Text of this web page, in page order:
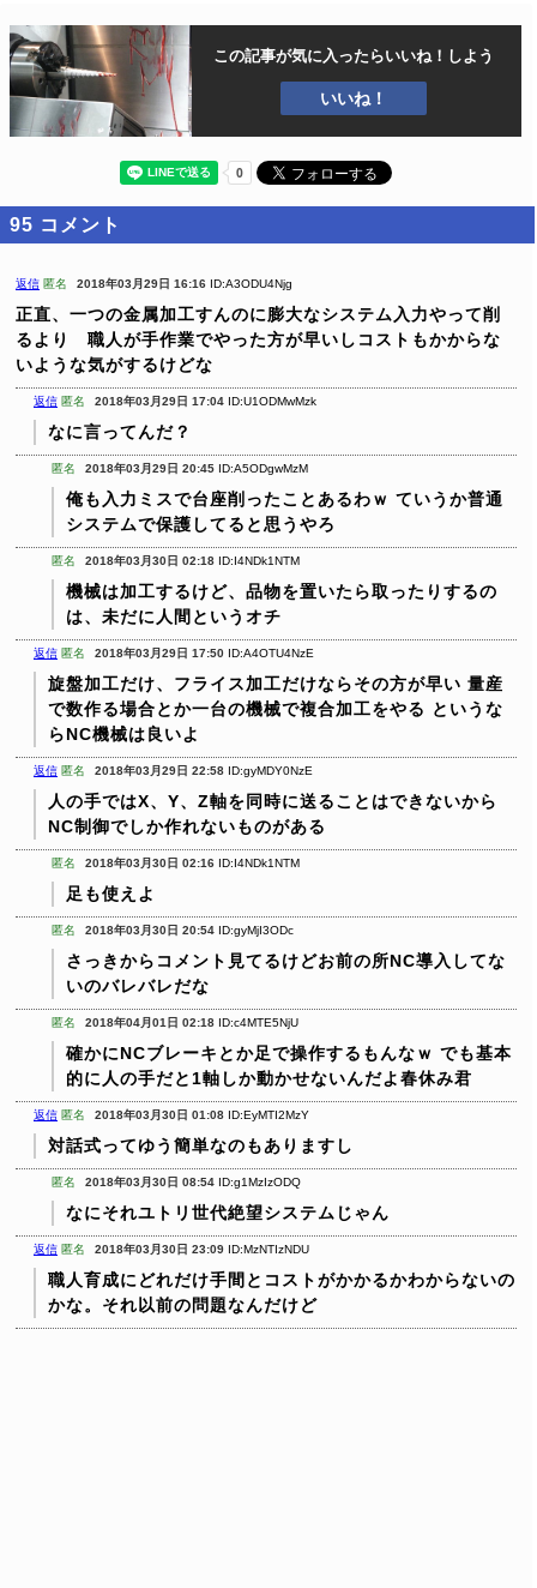
この記事が気に入ったらいいね！しよう
いいね！
95 コメント
返信 匿名 2018年03月29日 16:16 ID:A3ODU4Njg
正直、一つの金属加工すんのに膨大なシステム入力やって削
るより 職人が手作業でやった方が早いしコストもかからな
いような気がするけどな
返信 匿名 2018年03月29日 17:04 ID:U1ODMwMzk
なに言ってんだ？
匿名 2018年03月29日 20:45 ID:A5ODgwMzM
俺も入力ミスで台座削ったことあるわｗ ていうか普通
システムで保護してると思うやろ
匿名 2018年03月30日 02:18 ID:I4NDk1NTM
機械は加工するけど、品物を置いたら取ったりするの
は、未だに人間というオチ
返信 匿名 2018年03月29日 17:50 ID:A4OTU4NzE
旋盤加工だけ、フライス加工だけならその方が早い 量産
で数作る場合とか一台の機械で複合加工をやる というな
らNC機械は良いよ
返信 匿名 2018年03月29日 22:58 ID:gyMDY0NzE
人の手ではX、Y、Z軸を同時に送ることはできないから
NC制御でしか作れないものがある
匿名 2018年03月30日 02:16 ID:I4NDk1NTM
足も使えよ
匿名 2018年03月30日 20:54 ID:gyMjI3ODc
さっきからコメント見てるけどお前の所NC導入してな
いのバレバレだな
匿名 2018年04月01日 02:18 ID:c4MTE5NjU
確かにNCブレーキとか足で操作するもんなｗ でも基本
的に人の手だと1軸しか動かせないんだよ春休み君
返信 匿名 2018年03月30日 01:08 ID:EyMTI2MzY
対話式ってゆう簡単なのもありますし
匿名 2018年03月30日 08:54 ID:g1MzIzODQ
なにそれユトリ世代絶望システムじゃん
返信 匿名 2018年03月30日 23:09 ID:MzNTIzNDU
職人育成にどれだけ手間とコストがかかるかわからないの
かな。それ以前の問題なんだけど